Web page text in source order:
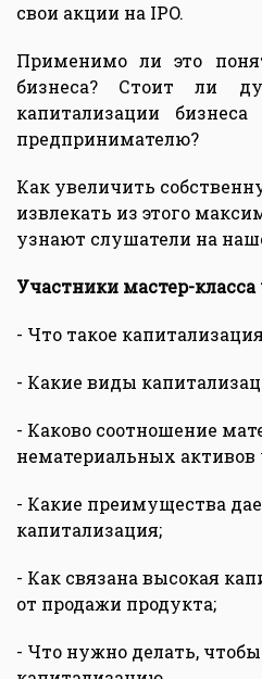
свои акции на IPO.
Применимо ли это
бизнеса? Стоит ли
капитализации
предпринимателю?
Как увеличить
извлекать из этого
узнают слушатели на
Участники мастер-
- Что такое
- Какие виды
- Каково соотношение
нематериальных активов
- Какие преимущества
капитализация;
- Как связана высокая
от продажи продукта;
- Что нужно делать,